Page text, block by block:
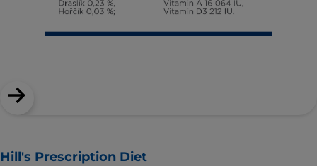
Hill's Prescription Diet